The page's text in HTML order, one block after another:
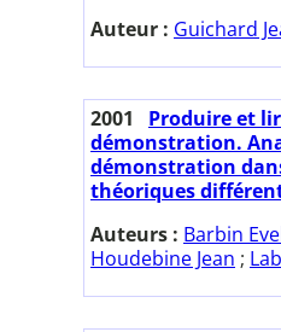
Auteur : Guichard
2001
Produire et
démonstration.
démonstration
théoriques
Auteurs : Barbin
Houdebine Jean ;